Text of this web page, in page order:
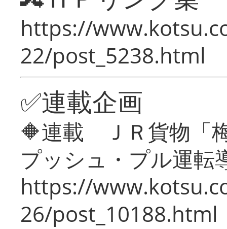
https://
22/post_5238.html
✅連載企画
🔶連載 ＪＲ貨物「
プッシュ・プル運転
https://
26/post_10188.html